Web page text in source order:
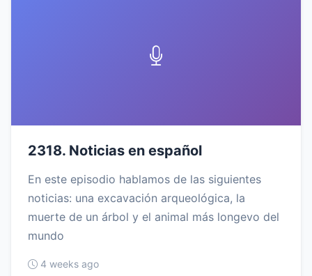
2318. Noticias en español
En este episodio hablamos de las siguientes
noticias: una excavación arqueológica, la
muerte de un árbol y el animal más longevo del
mundo
4 weeks ago